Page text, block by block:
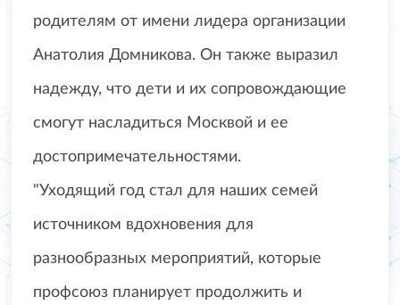
родителям от имени лидера организации
Анатолия Домникова. Он также выразил
надежду, что дети и их сопровождающие
смогут насладиться Москвой и ее
достопримечательностями.
"Уходящий год стал для наших семей
источником вдохновения для
разнообразных мероприятий, которые
профсоюз планирует продолжить и